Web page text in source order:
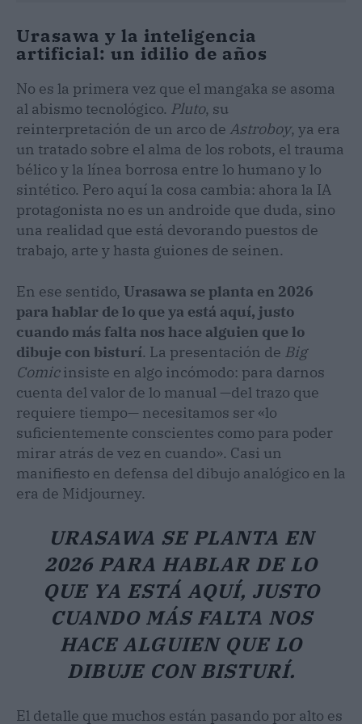
Urasawa y la inteligencia
artificial: un idilio de años
No es la primera vez que el mangaka se asoma
al abismo tecnológico. Pluto, su
reinterpretación de un arco de Astroboy, ya era
un tratado sobre el alma de los robots, el trauma
bélico y la línea borrosa entre lo humano y lo
sintético. Pero aquí la cosa cambia: ahora la IA
protagonista no es un androide que duda, sino
una realidad que está devorando puestos de
trabajo, arte y hasta guiones de seinen.
En ese sentido, Urasawa se planta en 2026
para hablar de lo que ya está aquí, justo
cuando más falta nos hace alguien que lo
dibuje con bisturí. La presentación de Big
Comicinsiste en algo incómodo: para darnos
cuenta del valor de lo manual —del trazo que
requiere tiempo— necesitamos ser «lo
suficientemente conscientes como para poder
mirar atrás de vez en cuando». Casi un
manifiesto en defensa del dibujo analógico en la
era de Midjourney.
URASAWA SE PLANTA EN
2026 PARA HABLAR DE LO
QUE YA ESTÁ AQUÍ, JUSTO
CUANDO MÁS FALTA NOS
HACE ALGUIEN QUE LO
DIBUJE CON BISTURÍ.
El detalle que muchos están pasando por alto es